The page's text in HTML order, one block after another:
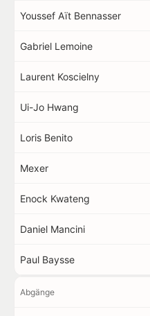
Youssef Aït Bennasser
Gabriel Lemoine
Laurent Koscielny
Ui-Jo Hwang
Loris Benito
Mexer
Enock Kwateng
Daniel Mancini
Paul Baysse
Abgänge